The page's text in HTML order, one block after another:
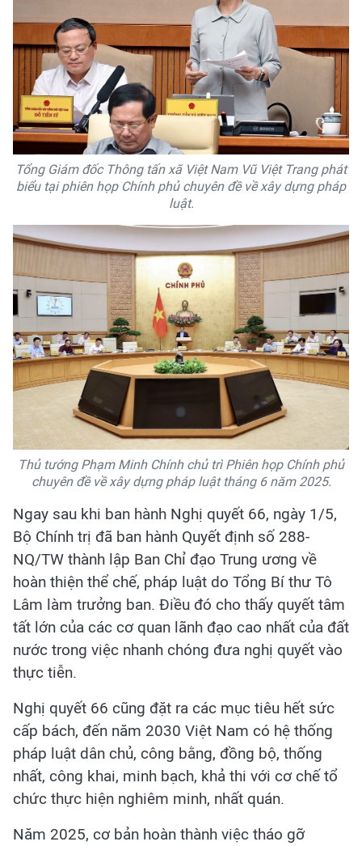
Tổng Giám đốc Thông tấn xã Việt Nam Vũ Việt Trang phát
biểu tại phiên họp Chính phủ chuyên đề về xây dựng pháp
luật.
Thủ tướng Phạm Minh Chính chủ trì Phiên họp Chính phủ
chuyên đề về xây dựng pháp luật tháng 6 năm 2025.
Ngay sau khi ban hành Nghị quyết 66, ngày 1/5,
Bộ Chính trị đã ban hành Quyết định số 288-
NQ/TW thành lập Ban Chỉ đạo Trung ương về
hoàn thiện thể chế, pháp luật do Tổng Bí thư Tô
Lâm làm trưởng ban. Điều đó cho thấy quyết tâm
tất lớn của các cơ quan lãnh đạo cao nhất của đất
nước trong việc nhanh chóng đưa nghị quyết vào
thực tiễn.
Nghị quyết 66 cũng đặt ra các mục tiêu hết sức
cấp bách, đến năm 2030 Việt Nam có hệ thống
pháp luật dân chủ, công bằng, đồng bộ, thống
nhất, công khai, minh bạch, khả thi với cơ chế tổ
chức thực hiện nghiêm minh, nhất quán.
Năm 2025, cơ bản hoàn thành việc tháo gỡ